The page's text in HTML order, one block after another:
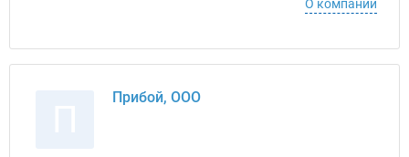
О компании
Прибой, ООО